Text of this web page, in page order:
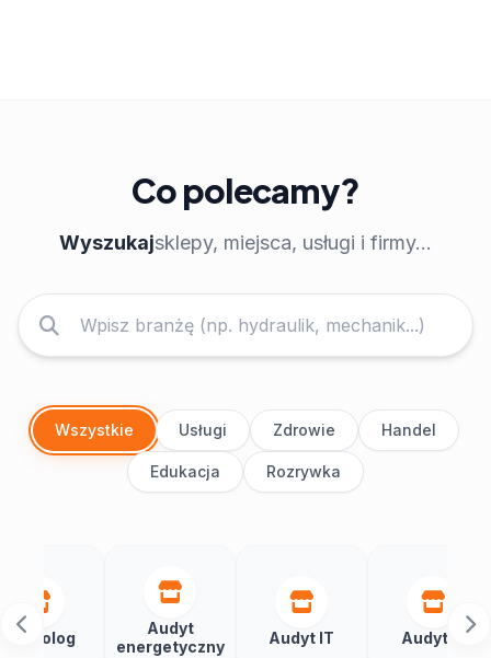
Co polecamy?
Wyszukajsklepy, miejsca, usługi i firmy...
Wszystkie Usługi Zdrowie Handel
Edukacja Rozrywka
energetyczny
Audyt IT Audytor